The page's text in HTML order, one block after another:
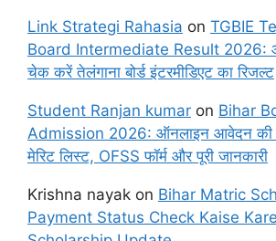
Link Strategi Rahasia on TGBIE
Board Intermediate Result 2026:
चेक करें तेलंगाना बोर्ड इंटरमीडिएट का रिजल्ट
Student Ranjan kumar on Bihar
Admission 2026: ऑनलाइन आवेदन की
मेरिट लिस्ट, OFSS फॉर्म और पूरी जानकारी
Krishna nayak on Bihar Matric
Payment Status Check Kaise